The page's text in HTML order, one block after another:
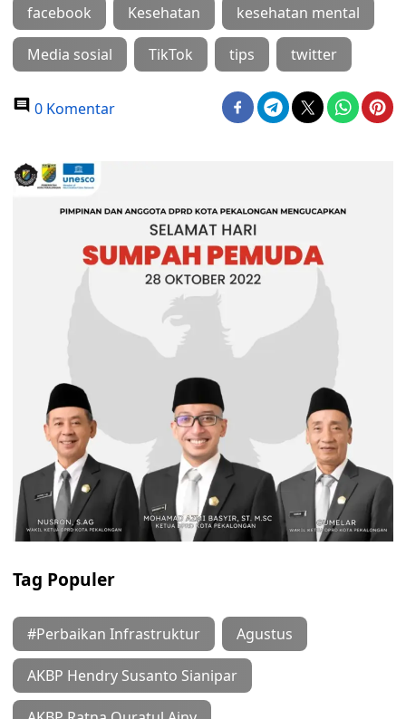
facebook Kesehatan kesehatan mental
Media sosial TikTok tips twitter
0 Komentar
Tag Populer
#Perbaikan Infrastruktur Agustus
AKBP Hendry Susanto Sianipar